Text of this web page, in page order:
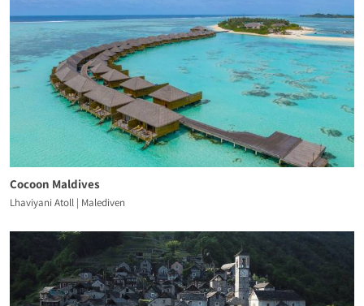
Cocoon Maldives
Lhaviyani Atoll | Malediven